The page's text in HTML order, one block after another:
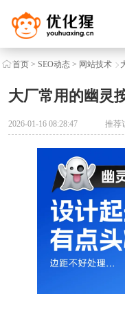
首页> SEO动态> 网站技术
大厂常用的幽灵
2026-01-16 08:28:47 推荐